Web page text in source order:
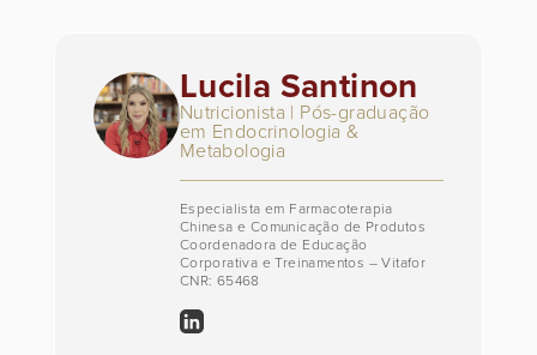
Lucila Santinon
Nutricionista | Pós-graduação
em Endocrinologia &
Metabologia
Especialista em Farmacoterapia
Chinesa e Comunicação de Produtos
Coordenadora de Educação
Corporativa e Treinamentos – Vitafor
CNR: 65468